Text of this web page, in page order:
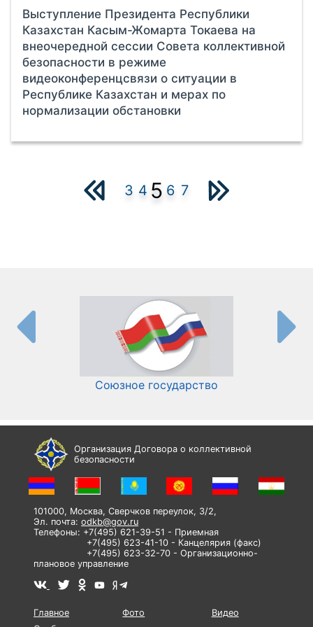
Выступление Президента Республики
Казахстан Касым-Жомарта Токаева на
внеочередной сессии Совета коллективной
безопасности в режиме
видеоконференцсвязи о ситуации в
Республике Казахстан и мерах по
нормализации обстановки
3 4 5 6 7
Союзное государство
Организация Договора о коллективной
безопасности
101000, Москва, Сверчков переулок, 3/2,
Эл. почта: odkb@gov.ru
Телефоны: +7(495) 621-39-51 - Приемная
+7(495) 623-41-10 - Канцелярия (факс)
+7(495) 623-32-70 - Организационно-
плановое управление
Главное
Фото Видео